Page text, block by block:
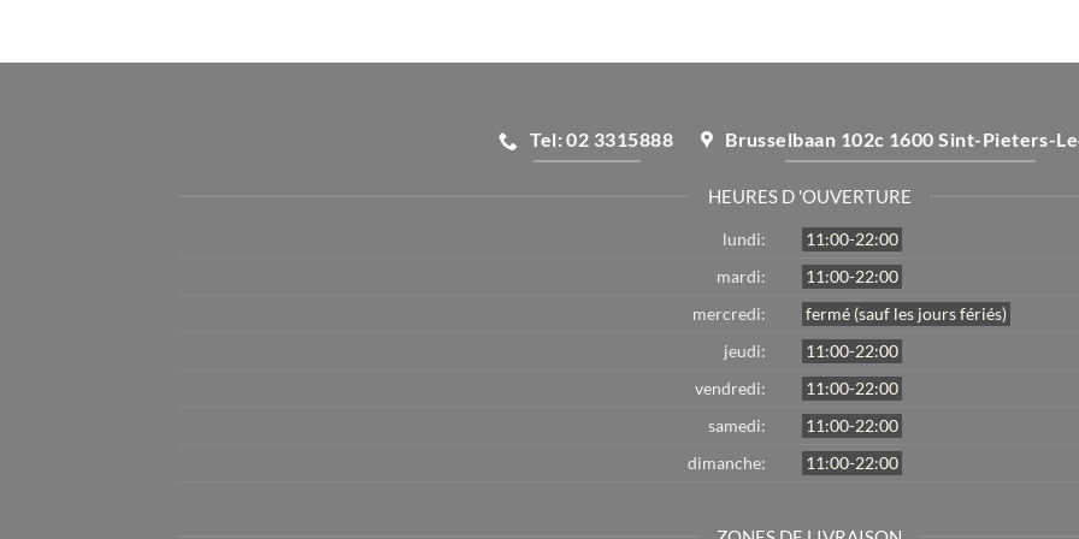
Tel: 02 3315888 Brusselbaan 102c 1600 Sint-Pieters-
HEURES D 'OUVERTURE
lundi:
11:00-22:00
mardi:
11:00-22:00
mercredi:
fermé (sauf les jours fériés)
jeudi:
11:00-22:00
vendredi:
11:00-22:00
samedi:
11:00-22:00
dimanche:
11:00-22:00